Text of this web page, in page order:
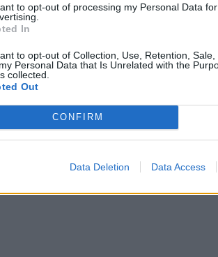
to opt-out of processing my Personal Data
In
to opt-out of Collection, Use, Retention,
Personal Data that Is Unrelated with the
collected.
Out
CONFIRM
Data Deletion Data Access